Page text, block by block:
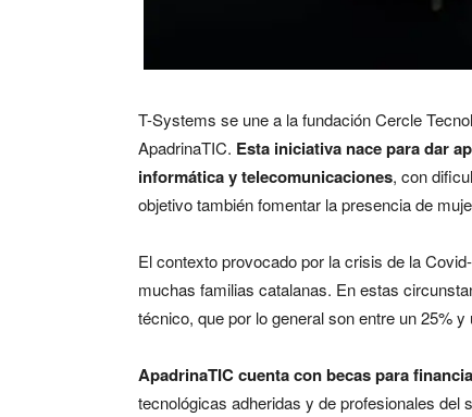
T-Systems se une a la fundación Cercle
ApadrinaTIC. Esta iniciativa nace para dar
informática y telecomunicaciones, con
objetivo también fomentar la presencia de
El contexto provocado por la crisis de la
muchas familias catalanas. En estas
técnico, que por lo general son entre un 25%
ApadrinaTIC cuenta con becas para
tecnológicas adheridas y de profesionales